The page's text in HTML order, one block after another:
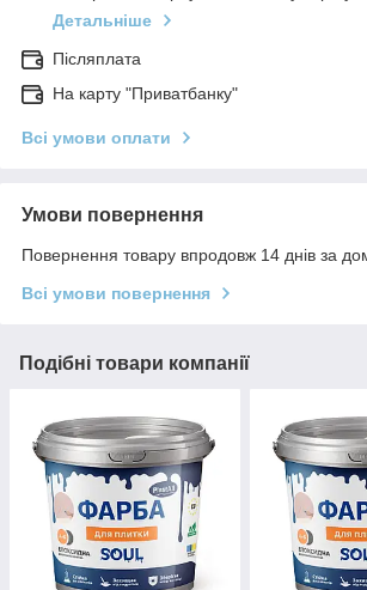
Детальніше
Післяплата
На карту "Приватбанку"
Всі умови оплати
Умови повернення
Повернення товару впродовж 14 днів за
Всі умови повернення
Подібні товари компанії